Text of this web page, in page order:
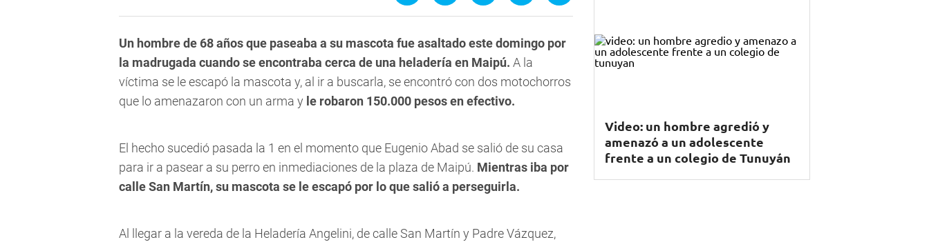
Un hombre de 68 años que paseaba a su mascota fue asaltado este domingo por
la madrugada cuando se encontraba cerca de una heladería en Maipú. A la
víctima se le escapó la mascota y, al ir a buscarla, se encontró con dos motochorros
que lo amenazaron con un arma y le robaron 150.000 pesos en efectivo.
El hecho sucedió pasada la 1 en el momento que Eugenio Abad se salió de su casa
para ir a pasear a su perro en inmediaciones de la plaza de Maipú. Mientras iba por
calle San Martín, su mascota se le escapó por lo que salió a perseguirla.
Al llegar a la vereda de la Heladería Angelini, de calle San Martín y Padre Vázquez,
Video: un hombre agredió y
amenazó a un adolescente
frente a un colegio de Tunuyán